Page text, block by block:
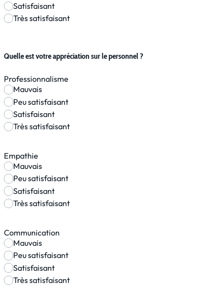
Satisfaisant
Très satisfaisant
Quelle est votre appréciation sur le personnel ?
Professionnalisme
Mauvais
Peu satisfaisant
Satisfaisant
Très satisfaisant
Empathie
Mauvais
Peu satisfaisant
Satisfaisant
Très satisfaisant
Communication
Mauvais
Peu satisfaisant
Satisfaisant
Très satisfaisant